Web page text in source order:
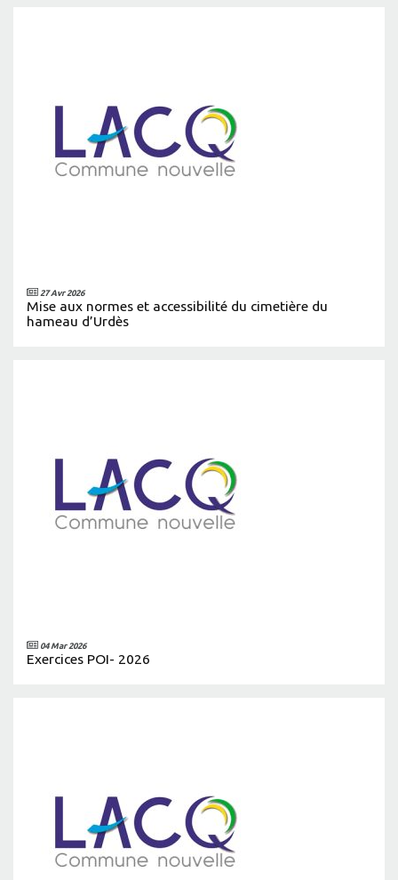
27 Avr 2026
Mise aux normes et accessibilité du cimetière du
hameau d’Urdès
04 Mar 2026
Exercices POI- 2026